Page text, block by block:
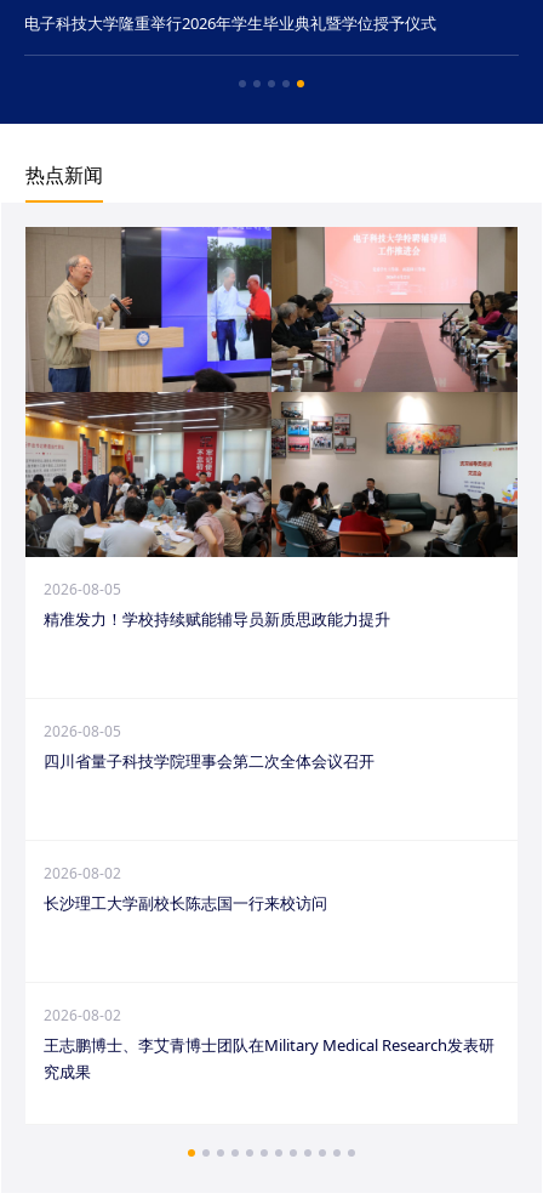
电子科技大学隆重举行2026年学生毕业典礼暨学位授予仪式
热点新闻
2026-08-05
精准发力！学校持续赋能辅导员新质思政能力提升
2026-08-05
四川省量子科技学院理事会第二次全体会议召开
2026-08-02
长沙理工大学副校长陈志国一行来校访问
2026-08-02
王志鹏博士、李艾青博士团队在Military Medical Research发表研
究成果